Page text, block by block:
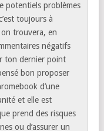
potentiels problèmes
toujours à
trouvera, en
négatifs
ton dernier point
bon proposer
d’une
et elle est
prend des risques
ou d’assurer un